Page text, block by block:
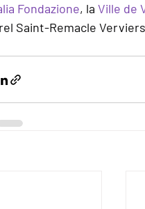
Fondazione, la Ville de
Saint-Remacle